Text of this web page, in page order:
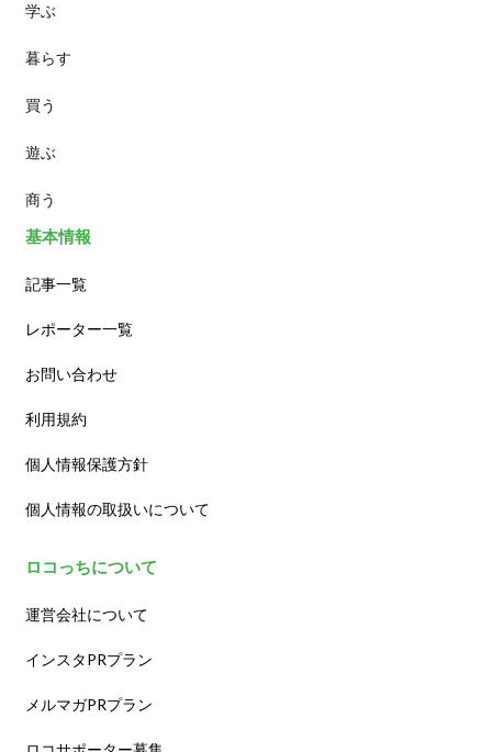
パン
スイーツ
ランチ
カフェ
学ぶ
暮らす
買う
遊ぶ
商う
基本情報
記事一覧
レポーター一覧
お問い合わせ
利用規約
個人情報保護方針
個人情報の取扱いについて
ロコっちについて
運営会社について
インスタPRプラン
メルマガPRプラン